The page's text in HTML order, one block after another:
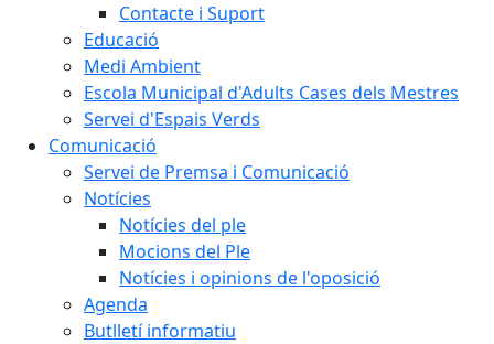
Contacte i Suport
Educació
Medi Ambient
Escola Municipal d'Adults Cases dels Mestres
Servei d'Espais Verds
Comunicació
Servei de Premsa i Comunicació
Notícies
Notícies del ple
Mocions del Ple
Notícies i opinions de l'oposició
Agenda
Butlletí informatiu